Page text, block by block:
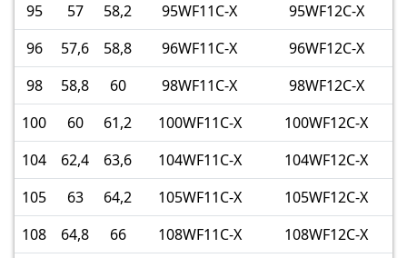
95
57 58,2 95WF11C-X
95WF12C-X
96
57,6 58,8 96WF11C-X
96WF12C-X
98
58,8 60 98WF11C-X
98WF12C-X
100
60 61,2 100WF11C-X
100WF12C-X
104
62,4 63,6 104WF11C-X
104WF12C-X
105
63 64,2 105WF11C-X
105WF12C-X
108
64,8 66 108WF11C-X
108WF12C-X